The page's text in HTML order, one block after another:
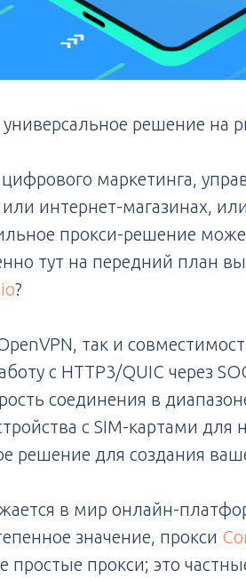
решение на
маркетинга,
интернет-магазинах,
прокси-решение
тут на передний план
?
так и
с HTTP3/QUIC через
соединения в
с SIM-картами для
решение для создания
в мир онлайн-
значение, прокси
простые прокси; это